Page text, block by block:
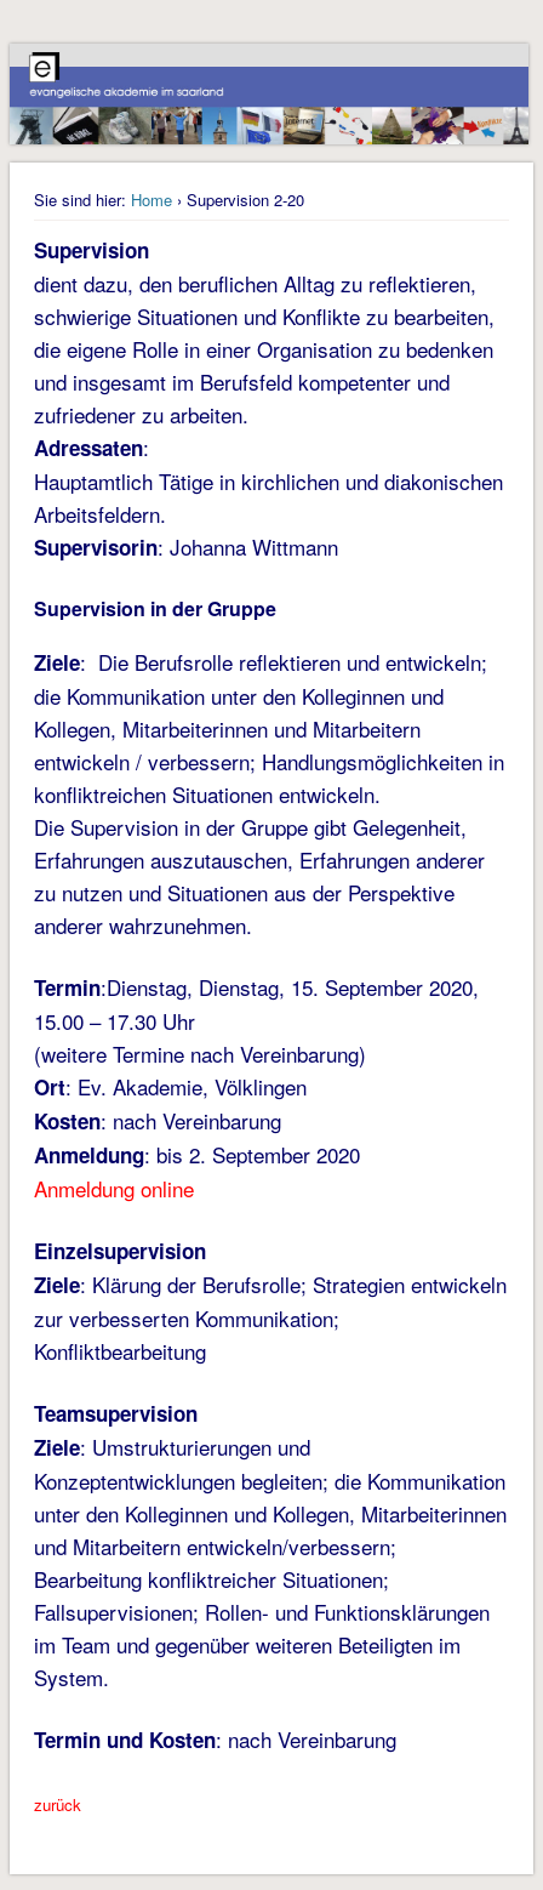
Sie sind hier: Home› Supervision 2-20
Supervision
dient dazu, den beruflichen Alltag zu reflektieren,
schwierige Situationen und Konflikte zu bearbeiten,
die eigene Rolle in einer Organisation zu bedenken
und insgesamt im Berufsfeld kompetenter und
zufriedener zu arbeiten.
Adressaten:
Hauptamtlich Tätige in kirchlichen und diakonischen
Arbeitsfeldern.
Supervisorin: Johanna Wittmann
Supervision in der Gruppe
Ziele: Die Berufsrolle reflektieren und entwickeln;
die Kommunikation unter den Kolleginnen und
Kollegen, Mitarbeiterinnen und Mitarbeitern
entwickeln / verbessern; Handlungsmöglichkeiten in
konfliktreichen Situationen entwickeln.
Die Supervision in der Gruppe gibt Gelegenheit,
Erfahrungen auszutauschen, Erfahrungen anderer
zu nutzen und Situationen aus der Perspektive
anderer wahrzunehmen.
Termin:Dienstag, Dienstag, 15. September 2020,
15.00 – 17.30 Uhr
(weitere Termine nach Vereinbarung)
Ort: Ev. Akademie, Völklingen
Kosten: nach Vereinbarung
Anmeldung: bis 2. September 2020
Anmeldung online
Einzelsupervision
Ziele: Klärung der Berufsrolle; Strategien entwickeln
zur verbesserten Kommunikation;
Konfliktbearbeitung
Teamsupervision
Ziele: Umstrukturierungen und
Konzeptentwicklungen begleiten; die Kommunikation
unter den Kolleginnen und Kollegen, Mitarbeiterinnen
und Mitarbeitern entwickeln/verbessern;
Bearbeitung konfliktreicher Situationen;
Fallsupervisionen; Rollen- und Funktionsklärungen
im Team und gegenüber weiteren Beteiligten im
System.
Termin und Kosten: nach Vereinbarung
zurück